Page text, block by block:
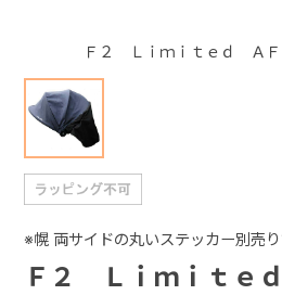
Ｆ２ Ｌｉｍｉｔｅｄ ＡＦ
Ｆ２ Ｌｉｍｉｔ
※幌 両サイドの丸いステッカー別売り